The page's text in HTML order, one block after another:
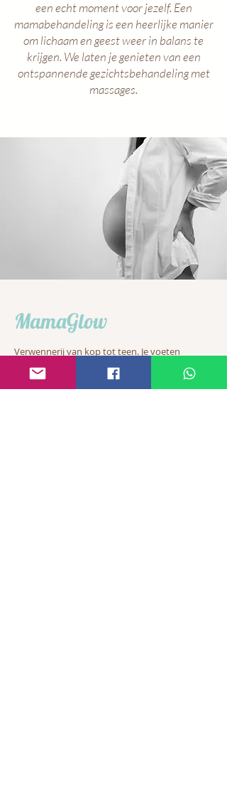
een echt moment voor jezelf. Een
mamabehandeling is een heerlijke manier
om lichaam en geest weer in balans te
krijgen. We laten je genieten van een
ontspannende gezichtsbehandeling met
massages.
MamaGlow
​Verwennerij van kop tot teen. Je voeten
hebben het zwaar te verduren gedurende je
zwangerschap. Verwen deze met een luxe
medische pedicure met gellack en